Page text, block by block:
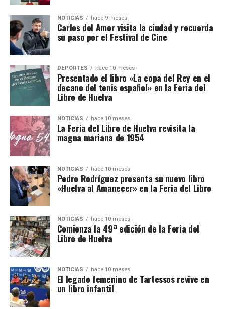
NOTICIAS hace 9 meses
Carlos del Amor visita la ciudad y recuerda
su paso por el Festival de Cine
DEPORTES hace 10 meses
Presentado el libro «La copa del Rey en el
decano del tenis español» en la Feria del
Libro de Huelva
NOTICIAS hace 10 meses
La Feria del Libro de Huelva revisita la
magna mariana de 1954
NOTICIAS hace 10 meses
Pedro Rodríguez presenta su nuevo libro
«Huelva al Amanecer» en la Feria del Libro
NOTICIAS hace 10 meses
Comienza la 49ª edición de la Feria del
Libro de Huelva
NOTICIAS hace 10 meses
El legado femenino de Tartessos revive en
un libro infantil